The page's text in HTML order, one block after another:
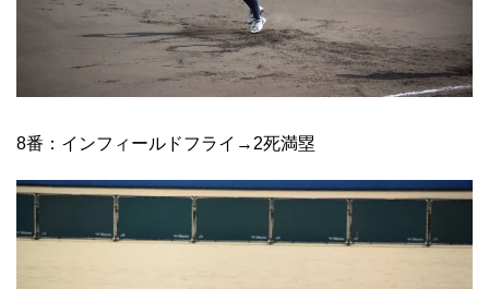
8番：インフィールドフライ→2死満塁